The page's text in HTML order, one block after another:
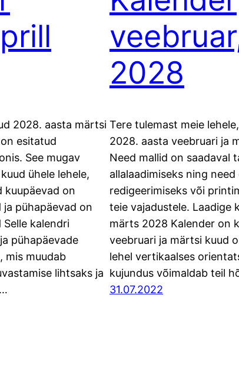
2028. aasta märtsi
esitatud
See mugav
ühele lehele,
kuupäevad on
ja pühapäevad on
kalendri
pühapäevade
mis muudab
lihtsaks ja
2028
Tere tulemast meie
2028. aasta veebruari ja
Need mallid on saadaval
allalaadimiseks ning
redigeerimiseks või
teie vajadustele. Laadige
märts 2028 Kalender on
veebruari ja märtsi kuud
lehel vertikaalses
kujundus võimaldab teil
31.07.2022